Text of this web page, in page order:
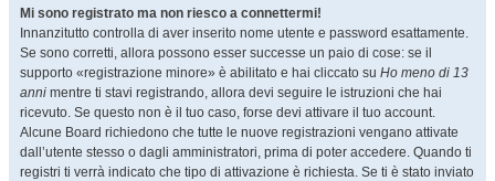
Mi sono registrato ma non riesco a connettermi!
Innanzitutto controlla di aver inserito nome utente e password esattamente.
Se sono corretti, allora possono esser successe un paio di cose: se il
supporto «registrazione minore» è abilitato e hai cliccato su Ho meno di 13
anni mentre ti stavi registrando, allora devi seguire le istruzioni che hai
ricevuto. Se questo non è il tuo caso, forse devi attivare il tuo account.
Alcune Board richiedono che tutte le nuove registrazioni vengano attivate
dall’utente stesso o dagli amministratori, prima di poter accedere. Quando ti
registri ti verrà indicato che tipo di attivazione è richiesta. Se ti è stato inviato